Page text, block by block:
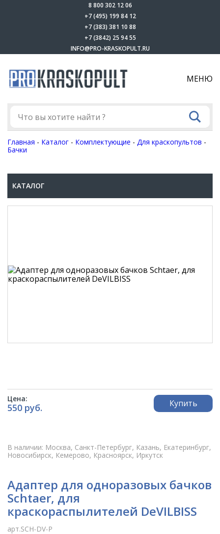
8 800 302 12 06
+7 (495) 199 84 12
+7 (383) 381 10 88
+7 (3842) 25 94 55
INFO@PRO-KRASKOPULT.RU
МЕНЮ
Главная - Каталог - Комплектующие - Для краскопультов -
Бачки
КАТАЛОГ
Цена:
550 руб. Купить
В наличии: Москва, Санкт-Петербург, Казань, Екатеринбург,
Новосибирск, Кемерово, Красноярск, Иркутск
Адаптер для одноразовых бачков
Schtaer, для
краскораспылителей DeVILBISS
арт.SCH-DV-P